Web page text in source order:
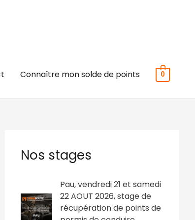
Connaître mon solde de points 0
Nos stages
Pau, vendredi 21 et samedi
22 AOUT 2026, stage de
récupération de points de
L
e
p
r
e
p
r